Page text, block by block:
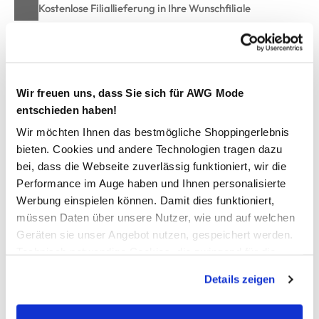
Wir freuen uns, dass Sie sich für AWG Mode
entschieden haben!
Wir möchten Ihnen das bestmögliche Shoppingerlebnis
bieten. Cookies und andere Technologien tragen dazu
bei, dass die Webseite zuverlässig funktioniert, wir die
Performance im Auge haben und Ihnen personalisierte
Werbung einspielen können. Damit dies funktioniert,
müssen Daten über unsere Nutzer, wie und auf welchen
Geräten sie unser Angebot nutzen, gespeichert werden.
werden, werden bei der Nutzung der Webseite auf jeden
Fall gesetzt. Cookies von Drittanbietern für Analyse- oder
Details zeigen
Kostenlose Filiallieferung in Ihre Wunschfiliale
Damen Jersey Kleid Ärmellos
Hübsches Kleid von Sure
Überlappender V-Ausschnitt
Ärmellos
Gesmokte Taille als Highlight
Super weiches, fließendes Material
Im Alloverprint gehalten
AWG Artikelnummer